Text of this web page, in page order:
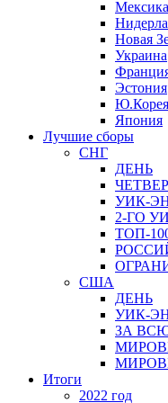
Мексика
Новая
Украина
Эстония
Ю.Корея
Япония
Лучшие сборы
СНГ
ДЕНЬ
УИК-
2-ГО
ТОП-
США
ДЕНЬ
УИК-
ЗА
Итоги
2022 год